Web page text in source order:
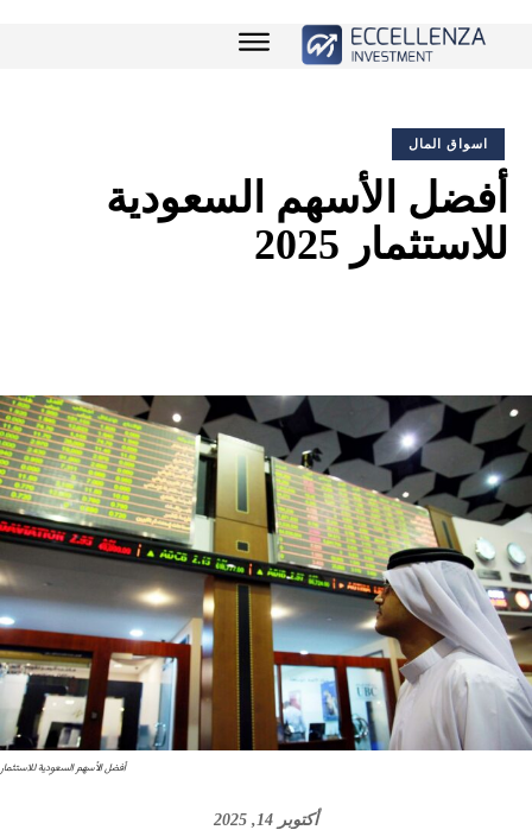
اسواق المال
أفضل الأسهم السعودية
للاستثمار 2025
أفضل الأسهم السعودية للاستثمار
أكتوبر 14, 2025